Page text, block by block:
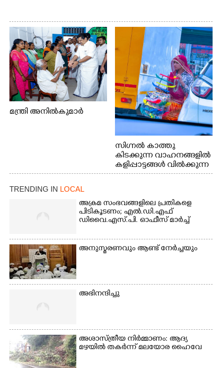
മന്ത്രി അനിൽകുമാർ
സിഗ്നൽ കാത്തു
കിടക്കുന്ന വാഹനങ്ങളിൽ
കളിപ്പാട്ടങ്ങൾ വിൽക്കുന്ന
നാടോടി യുവതി. ഇടപ്പള്ളി
TRENDING IN LOCAL
അക്രമ സംഭവങ്ങളിലെ പ്രതികളെ
പിടികൂടണം; എൽ.ഡി.എഫ്
ഡിവൈ.എസ്.പി. ഓഫീസ് മാർച്ച്
അനുസ്മരണവും ആണ്ട് നേർച്ചയും
അഭിനന്ദിച്ചു
അശാസ്ത്രീയ നിർമ്മാണം: ആദ്യ
മഴയിൽ തകർന്ന് മലയോര ഹൈവേ